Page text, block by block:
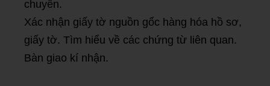
chuyển.
Xác nhận giấy tờ nguồn gốc hàng hóa hồ sơ,
giấy tờ. Tìm hiểu về các chứng từ liên quan.
Bàn giao kí nhận.